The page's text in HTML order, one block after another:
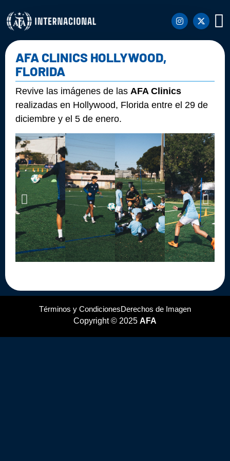
AFA CLINICS HOLLYWOOD,
FLORIDA
Revive las imágenes de las AFA Clinics
realizadas en Hollywood, Florida entre el 29 de
diciembre y el 5 de enero.
Términos y CondicionesDerechos de Imagen
Copyright © 2025 AFA